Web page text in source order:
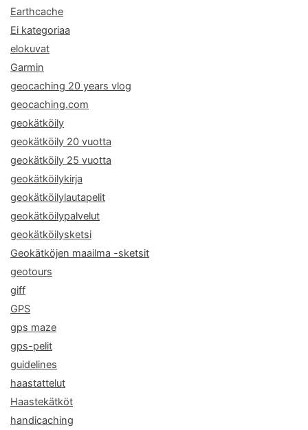
Earthcache
Ei kategoriaa
elokuvat
Garmin
geocaching 20 years vlog
geocaching.com
geokätköily
geokätköily 20 vuotta
geokätköily 25 vuotta
geokätköilykirja
geokätköilylautapelit
geokätköilypalvelut
geokätköilysketsi
Geokätköjen maailma -sketsit
geotours
giff
GPS
gps maze
gps-pelit
guidelines
haastattelut
Haastekätköt
handicaching